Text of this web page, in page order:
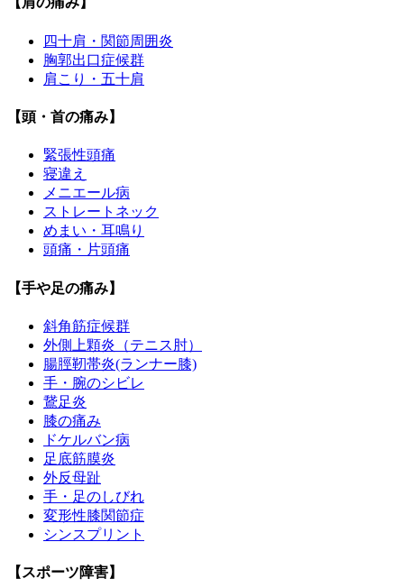
四十肩・関節周囲炎
胸郭出口症候群
肩こり・五十肩
【頭・首の痛み】
緊張性頭痛
寝違え
メニエール病
ストレートネック
めまい・耳鳴り
頭痛・片頭痛
【手や足の痛み】
斜角筋症候群
外側上顆炎（テニス肘）
腸脛靭帯炎(ランナー膝)
手・腕のシビレ
鵞足炎
膝の痛み
ドケルバン病
足底筋膜炎
外反母趾
手・足のしびれ
変形性膝関節症
シンスプリント
【スポーツ障害】